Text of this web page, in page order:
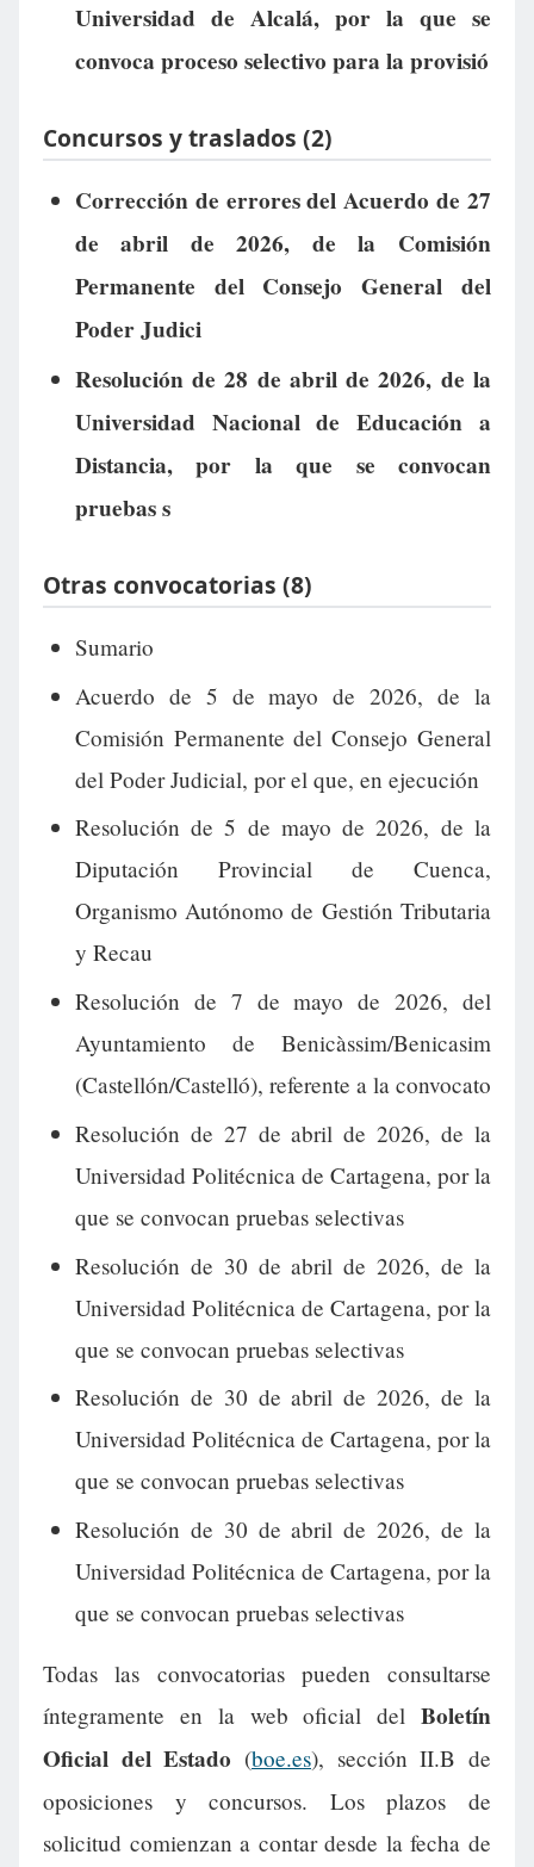
Universidad de Alcalá, por la que se
convoca proceso selectivo para la provisió
Concursos y traslados (2)
Corrección de errores del Acuerdo de 27
de abril de 2026, de la Comisión
Permanente del Consejo General del
Poder Judici
Resolución de 28 de abril de 2026, de la
Universidad Nacional de Educación a
Distancia, por la que se convocan
pruebas s
Otras convocatorias (8)
Sumario
Acuerdo de 5 de mayo de 2026, de la
Comisión Permanente del Consejo General
del Poder Judicial, por el que, en ejecución
Resolución de 5 de mayo de 2026, de la
Diputación Provincial de Cuenca,
Organismo Autónomo de Gestión Tributaria
y Recau
Resolución de 7 de mayo de 2026, del
Ayuntamiento de Benicàssim/Benicasim
(Castellón/Castelló), referente a la convocato
Resolución de 27 de abril de 2026, de la
Universidad Politécnica de Cartagena, por la
que se convocan pruebas selectivas
Resolución de 30 de abril de 2026, de la
Universidad Politécnica de Cartagena, por la
que se convocan pruebas selectivas
Resolución de 30 de abril de 2026, de la
Universidad Politécnica de Cartagena, por la
que se convocan pruebas selectivas
Resolución de 30 de abril de 2026, de la
Universidad Politécnica de Cartagena, por la
que se convocan pruebas selectivas
Todas las convocatorias pueden consultarse
íntegramente en la web oficial del Boletín
Oficial del Estado (boe.es), sección II.B de
oposiciones y concursos. Los plazos de
solicitud comienzan a contar desde la fecha de